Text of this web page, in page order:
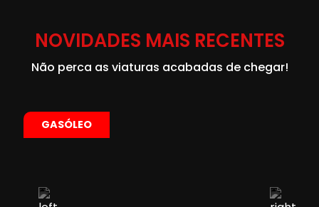
NOVIDADES MAIS RECENTES
Não perca as viaturas acabadas de chegar!
GASÓLEO